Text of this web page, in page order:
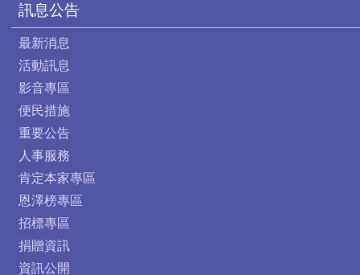
訊息公告
最新消息
活動訊息
影音專區
便民措施
重要公告
人事服務
肯定本家專區
恩澤榜專區
招標專區
捐贈資訊
資訊公開